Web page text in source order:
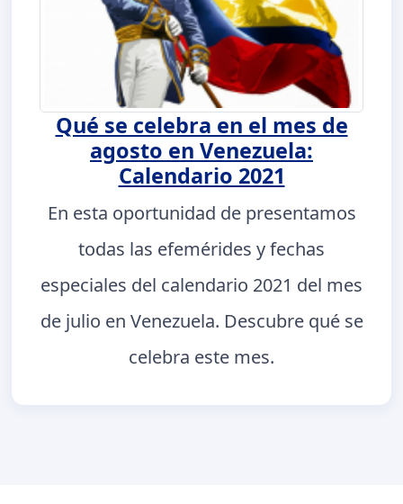
Qué se celebra en el mes de
agosto en Venezuela:
Calendario 2021
En esta oportunidad de presentamos
todas las efemérides y fechas
especiales del calendario 2021 del mes
de julio en Venezuela. Descubre qué se
celebra este mes.